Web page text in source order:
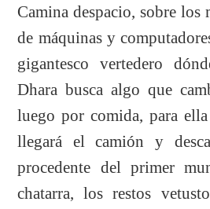
Camina despacio, sobre los
de máquinas y
gigantesco vertedero
Dhara busca algo que
luego por comida, para
llegará el camión y
procedente del primer
chatarra, los restos